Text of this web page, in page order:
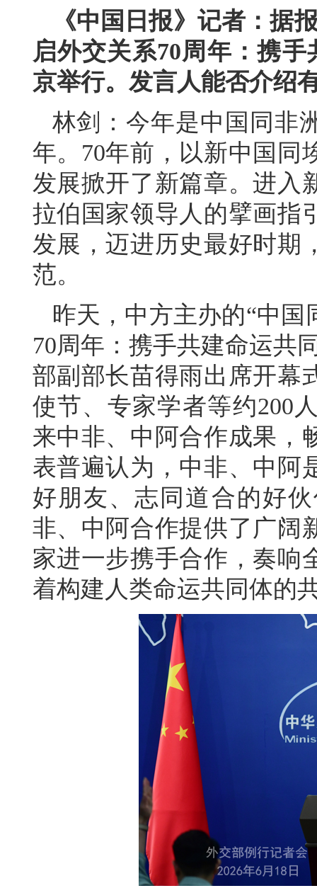
《中国日报》记者：据
启外交关系70周年：携
京举行。发言人能否介绍
林剑：今年是中国同非
年。70年前，以新中国同
发展掀开了新篇章。进入
拉伯国家领导人的擘画指
发展，迈进历史最好时期
范。
昨天，中方主办的“中
70周年：携手共建命运共
部副部长苗得雨出席开幕
使节、专家学者等约200
来中非、中阿合作成果，
表普遍认为，中非、中阿
好朋友、志同道合的好
非、中阿合作提供了广阔
家进一步携手合作，奏响
着构建人类命运共同体的